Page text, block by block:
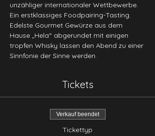
unzähliger internationaler Wettbewerbe.
Ein erstklassiges Foodpairing-Tasting.
Edelste Gourmet Gewürze aus dem
Hause „Hela“ abgerundet mit einigen
tropfen Whisky lassen den Abend zu einer
Sinnfonie der Sinne werden.
Tickets
Verkauf beendet
Tickettyp